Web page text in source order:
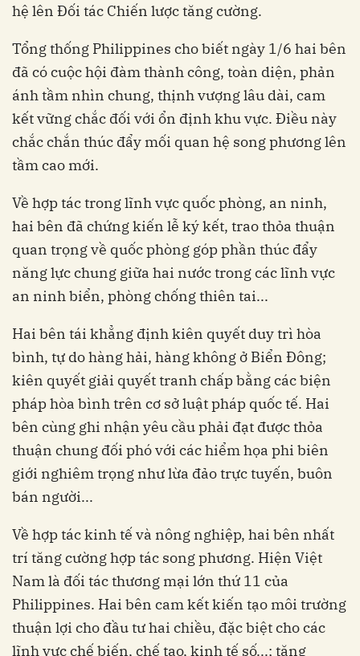
hệ lên Đối tác Chiến lược tăng cường.
Tổng thống Philippines cho biết ngày 1/6 hai bên
đã có cuộc hội đàm thành công, toàn diện, phản
ánh tầm nhìn chung, thịnh vượng lâu dài, cam
kết vững chắc đối với ổn định khu vực. Điều này
chắc chắn thúc đẩy mối quan hệ song phương lên
tầm cao mới.
Về hợp tác trong lĩnh vực quốc phòng, an ninh,
hai bên đã chứng kiến lễ ký kết, trao thỏa thuận
quan trọng về quốc phòng góp phần thúc đẩy
năng lực chung giữa hai nước trong các lĩnh vực
an ninh biển, phòng chống thiên tai...
Hai bên tái khẳng định kiên quyết duy trì hòa
bình, tự do hàng hải, hàng không ở Biển Đông;
kiên quyết giải quyết tranh chấp bằng các biện
pháp hòa bình trên cơ sở luật pháp quốc tế. Hai
bên cùng ghi nhận yêu cầu phải đạt được thỏa
thuận chung đối phó với các hiểm họa phi biên
giới nghiêm trọng như lừa đảo trực tuyến, buôn
bán người...
Về hợp tác kinh tế và nông nghiệp, hai bên nhất
trí tăng cường hợp tác song phương. Hiện Việt
Nam là đối tác thương mại lớn thứ 11 của
Philippines. Hai bên cam kết kiến tạo môi trường
thuận lợi cho đầu tư hai chiều, đặc biệt cho các
lĩnh vực chế biến, chế tạo, kinh tế số...; tăng